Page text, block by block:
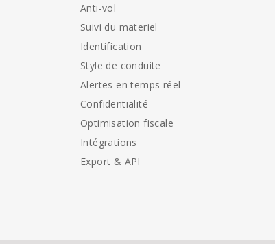
Anti-vol
Suivi du materiel
Identification
Style de conduite
Alertes en temps réel
Confidentialité
Optimisation fiscale
Intégrations
Export & API